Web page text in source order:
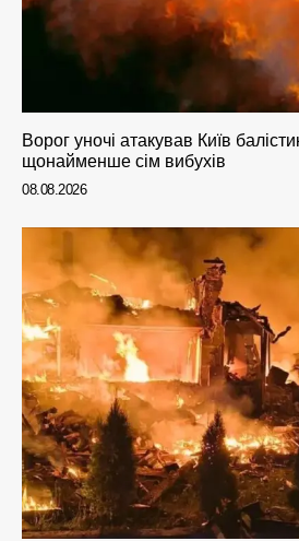
Ворог уночі атакував Київ
щонайменше сім вибухів
08.08.2026